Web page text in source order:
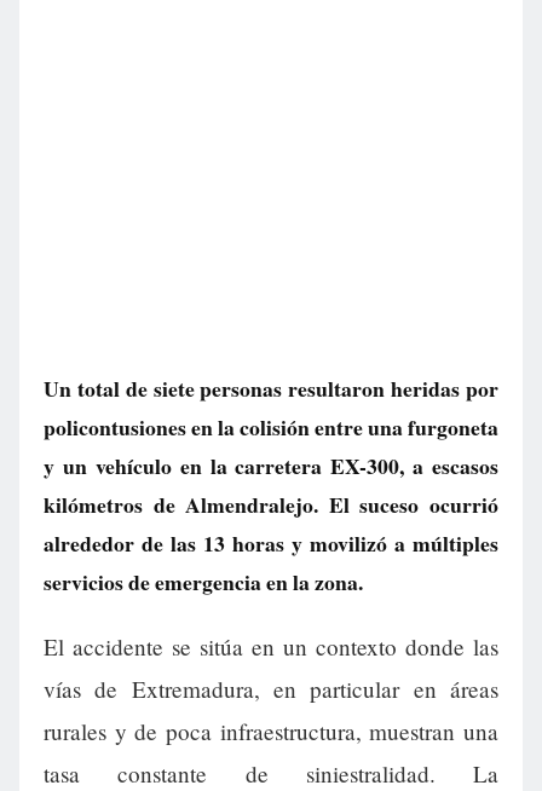
Un total de siete personas resultaron heridas por
policontusiones en la colisión entre una furgoneta
y un vehículo en la carretera EX-300, a escasos
kilómetros de Almendralejo. El suceso ocurrió
alrededor de las 13 horas y movilizó a múltiples
servicios de emergencia en la zona.
El accidente se sitúa en un contexto donde las
vías de Extremadura, en particular en áreas
rurales y de poca infraestructura, muestran una
tasa constante de siniestralidad. La